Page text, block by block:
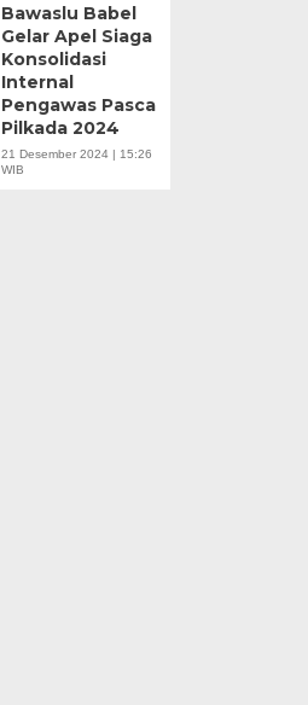
Bawaslu Babel
Gelar Apel Siaga
Konsolidasi
Internal
Pengawas Pasca
Pilkada 2024
21 Desember 2024 | 15:26
WIB